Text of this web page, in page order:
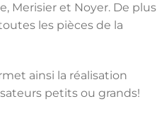
Merisier et Noyer. De plus
les pièces de la
ainsi la réalisation
petits ou grands!